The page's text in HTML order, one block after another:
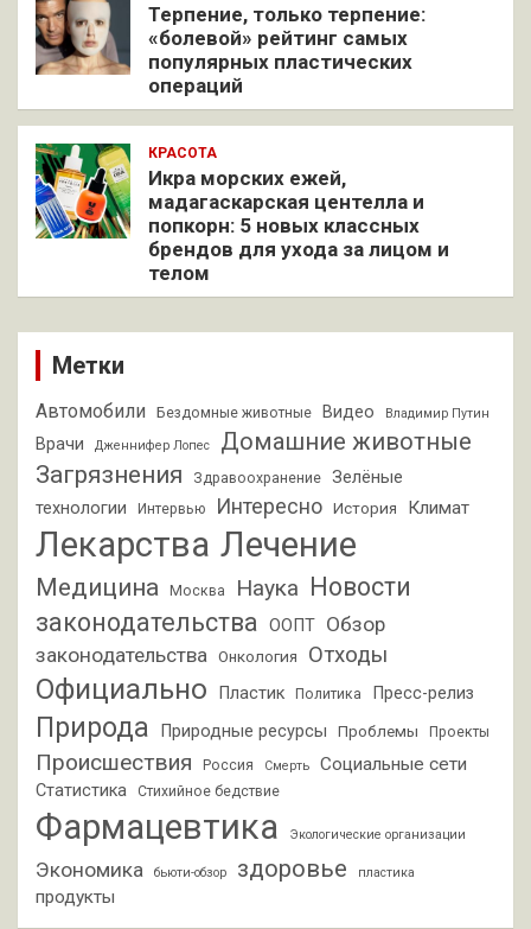
Терпение, только терпение:
«болевой» рейтинг самых
популярных пластических
операций
КРАСОТА
Икра морских ежей,
мадагаскарская центелла и
попкорн: 5 новых классных
брендов для ухода за лицом и
телом
Метки
Автомобили Бездомные животные Видео Владимир Путин
Врачи Дженнифер Лопес
Домашние животные
Загрязнения
Здравоохранение
Зелёные
технологии
Интервью Интересно История Климат
Лекарства Лечение
Медицина Москва Наука Новости
законодательства
ООПТ Обзор
законодательства
Онкология Отходы
Официально Пластик Политика Пресс-релиз
Природа Природные ресурсы Проблемы Проекты
Происшествия Россия Смерть Социальные сети
Статистика Стихийное бедствие
Фармацевтика Экологические организации
Экономика бьюти-обзор здоровье пластика
продукты